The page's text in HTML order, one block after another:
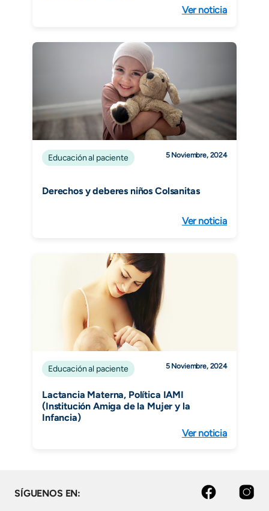
Ver noticia
Educación al paciente 5 Noviembre, 2024
Derechos y deberes niños Colsanitas
Ver noticia
Educación al paciente 5 Noviembre, 2024
Lactancia Materna, Política IAMI
(Institución Amiga de la Mujer y la
Infancia)
Ver noticia
SÍGUENOS EN: Facebook Instagram